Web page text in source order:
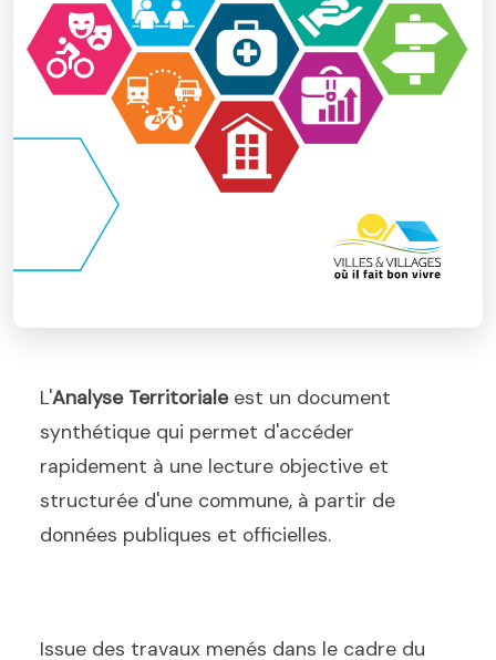
L'Analyse Territorialeest un document
synthétique qui permet d'accéder
rapidement à une lecture objective et
structurée d'une commune, à partir de
données publiques et officielles.
Issue des travaux menés dans le cadre du